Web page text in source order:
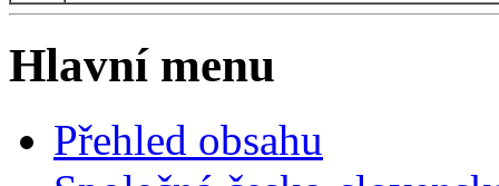
Hlavní menu
Přehled obsahu